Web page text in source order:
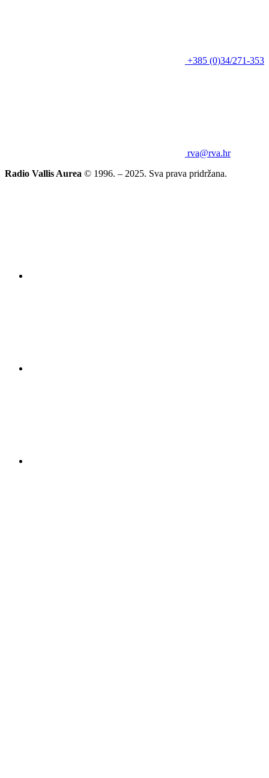
+385 (0)34/271-353
rva@rva.hr
Radio Vallis Aurea © 1996. – 2025. Sva prava pridržana.